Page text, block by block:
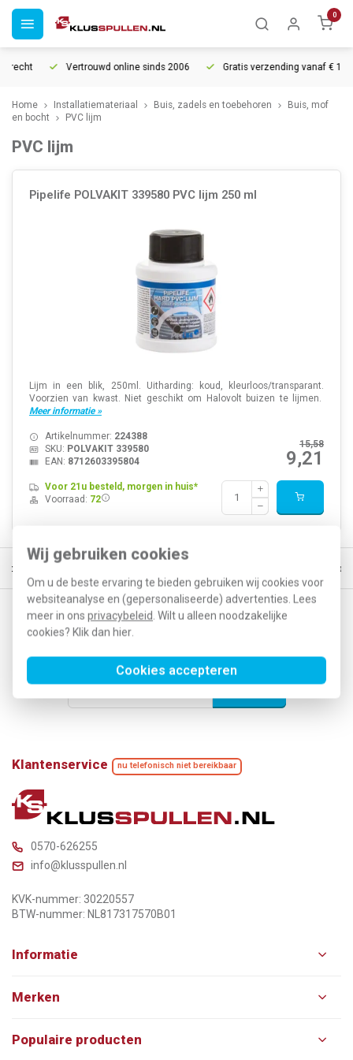
Wij gebruiken cookies
Om u de beste ervaring te bieden gebruiken wij cookies voor
websiteanalyse en (gepersonaliseerde) advertenties. Lees
meer in ons privacybeleid. Wilt u alleen noodzakelijke
cookies? Klik dan hier.
Cookies accepteren
0
Vertrouwd online sinds 2006 Gratis verzending vanaf € 150
Home Installatiemateriaal Buis, zadels en toebehoren
Buis, mof
en bocht
PVC lijm
PVC lijm
Pipelife POLVAKIT 339580 PVC lijm 250 ml
Lijm in een blik, 250ml. Uitharding: koud, kleurloos/transparant.
Voorzien van kwast. Niet geschikt om Halovolt buizen te lijmen.
Meer informatie »
15,58
9,21
Artikelnummer: 224388
SKU: POLVAKIT 339580
EAN: 8712603395804
Voor 21u besteld, morgen in huis*
Voorraad: 72
morgen in huis* Vertrouwd online sinds
Op de hoogte blijven van acties en nieuwe
Abonneer
Klantenservice nu telefonisch niet bereikbaar
0570-626255
info@klusspullen.nl
KVK-nummer: 30220557
BTW-nummer: NL817317570B01
Informatie
Merken
Populaire producten